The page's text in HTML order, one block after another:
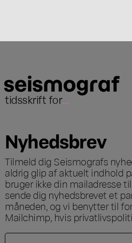
tidsskrift for...
Nyhedsbrev
Tilmeld dig Seismografs
aldrig glip af aktuelt indhold
bruger ikke din mailadresse
sende dig nyhedsbrevet et
måneden, og vi benytter til
Mailchimp, hvis